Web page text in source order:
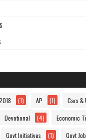
(1) AP (1) Cars &
Devotional (4) Economic
Govt Initiatives (1) Govt